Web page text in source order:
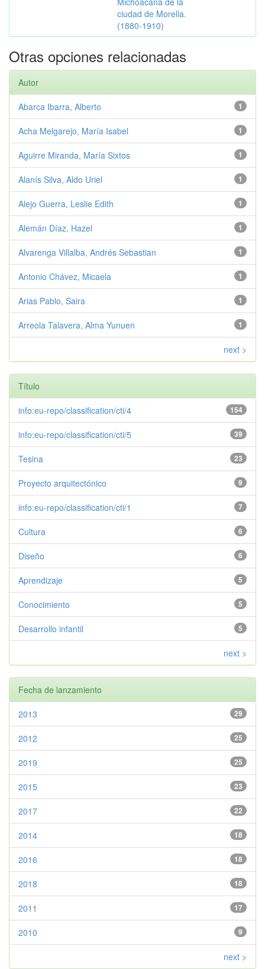
ciudad de Morelia.
(1880-1910)
Otras opciones relacionadas
Autor
1
Abarca Ibarra, Alberto
1
Acha Melgarejo, María Isabel
1
Aguirre Miranda, María Sixtos
1
Alanís Silva, Aldo Uriel
1
Alejo Guerra, Leslie Edith
1
Alemán Díaz, Hazel
1
Alvarenga Villalba, Andrés Sebastian
1
Antonio Chávez, Micaela
1
Arias Pablo, Saira
1
Arreola Talavera, Alma Yunuen
next >
Título
154
info:eu-repo/classification/cti/4
39
info:eu-repo/classification/cti/5
23
Tesina
9
Proyecto arquitectónico
7
info:eu-repo/classification/cti/1
6
Cultura
6
Diseño
5
Aprendizaje
5
Conocimiento
5
Desarrollo infantil
next >
Fecha de lanzamiento
29
2013
25
2012
25
2019
23
2015
22
2017
18
2014
18
2016
18
2018
17
2011
9
2010
next >